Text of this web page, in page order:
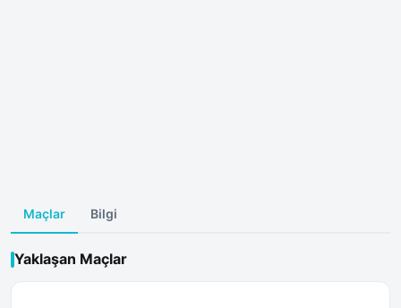
Maçlar Bilgi
Yaklaşan Maçlar